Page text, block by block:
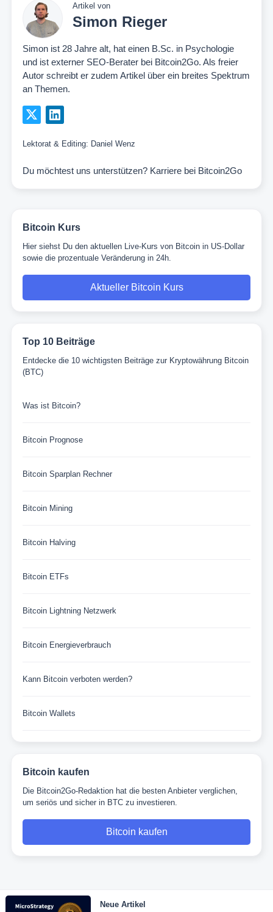
Artikel von
Simon Rieger
Simon ist 28 Jahre alt, hat einen B.Sc. in Psychologie
und ist externer SEO-Berater bei Bitcoin2Go. Als freier
Autor schreibt er zudem Artikel über ein breites Spektrum
an Themen.
Lektorat & Editing: Daniel Wenz
Du möchtest uns unterstützen? Karriere bei Bitcoin2Go
Bitcoin Kurs
Hier siehst Du den aktuellen Live-Kurs von Bitcoin in US-Dollar
sowie die prozentuale Veränderung in 24h.
Aktueller Bitcoin Kurs
Top 10 Beiträge
Entdecke die 10 wichtigsten Beiträge zur Kryptowährung Bitcoin
(BTC)
Was ist Bitcoin?
Bitcoin Prognose
Bitcoin Sparplan Rechner
Bitcoin Mining
Bitcoin Halving
Bitcoin ETFs
Bitcoin Lightning Netzwerk
Bitcoin Energieverbrauch
Kann Bitcoin verboten werden?
Bitcoin Wallets
Bitcoin kaufen
Die Bitcoin2Go-Redaktion hat die besten Anbieter verglichen,
um seriös und sicher in BTC zu investieren.
Bitcoin kaufen
Neue Artikel